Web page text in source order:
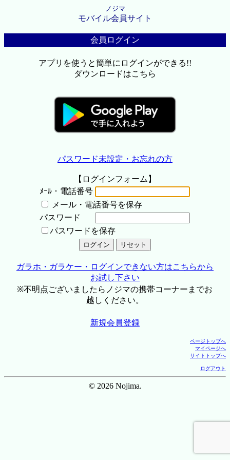
ノジマ
モバイル会員サイト
会員ログイン
アプリを使うと簡単にログインができる!!
ダウンロードはこちら
パスワード未設定・お忘れの方
【ログインフォーム】
ﾒｰﾙ・電話番号
メール・電話番号を保存
パスワード
パスワードを保存
ガラホ・ガラケー・ログインできない方はこちらから
お試し下さい
※不明点ございましたらノジマの携帯コーナーまでお
越しください。
新規会員登録
ページトップへ
マイページへ
サイトトップへ
ログアウト
© 2026 Nojima.